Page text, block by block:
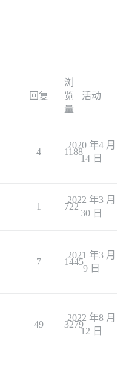
回复
浏
览
量
活动
4 1188
2020 年4 月
14 日
1 722
2022 年3 月
30 日
7 1445
2021 年3 月
9 日
49 3279
2022 年8 月
12 日